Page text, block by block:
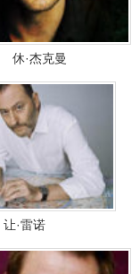
休·杰克曼
让·雷诺